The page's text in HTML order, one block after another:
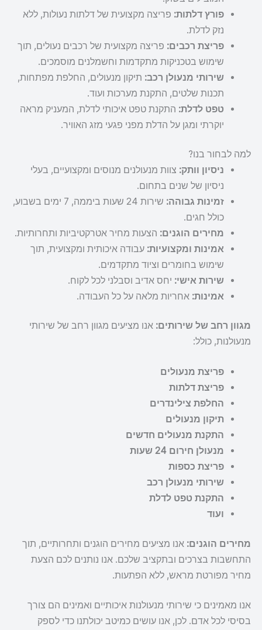
פורץ דלתות: פריצה מקצועית של דלתות נעולות, ללא
נזק לדלת.
פריצת רכבים: פריצה מקצועית של רכבים נעולים, תוך
שימוש בטכניקות מתקדמות וחשמלנים מוסמכים.
שירותי מנעולן רכב: תיקון מנעולים, החלפת מפתחות,
תכנות שלטים, התקנת מערכות ועוד.
טפט לדלת: התקנת טפט איכותי לדלת, המעניק מראה
יוקרתי ומגן על הדלת מפני פגעי מזג האוויר.
למה לבחור בנו?
ניסיון וותק: צוות מנעולנים מנוסים ומקצועיים, בעלי
ניסיון של שנים בתחום.
זמינות גבוהה:
שירות 24 שעות ביממה, 7 ימים בשבוע,
כולל חגים.
מחירים הוגנים: הצעות מחיר אטרקטיביות ותחרותיות.
אמינות ומקצועיות: עבודה איכותית ומקצועית, תוך
שימוש בחומרים וציוד מתקדמים.
שירות אישי: יחס אדיב וסבלני לכל לקוח.
אמינות: אחריות מלאה על כל העבודה.
מגוון רחב של שירותים: אנו מציעים מגוון רחב של שירותי
מנעולנות, כולל:
פריצת מנעולים
פריצת דלתות
החלפת צילינדרים
תיקון מנעולים
התקנת מנעולים חדשים
מנעולן חירום 24 שעות
פריצת כספות
שירותי מנעולן רכב
התקנת טפט לדלת
ועוד
מחירים הוגנים: אנו מציעים מחירים הוגנים ותחרותיים, תוך
התחשבות בצרכים ובתקציב שלכם. אנו נותנים לכם הצעת
מחיר מפורטת מראש, ללא הפתעות.
אנו מאמינים כי שירותי מנעולנות איכותיים ואמינים הם צורך
בסיסי לכל אדם. לכן, אנו עושים כמיטב יכולתנו כדי לספק